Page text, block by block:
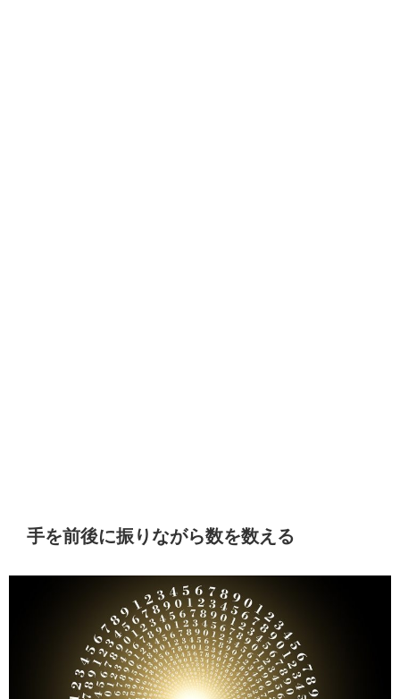
手を前後に振りながら数を数える